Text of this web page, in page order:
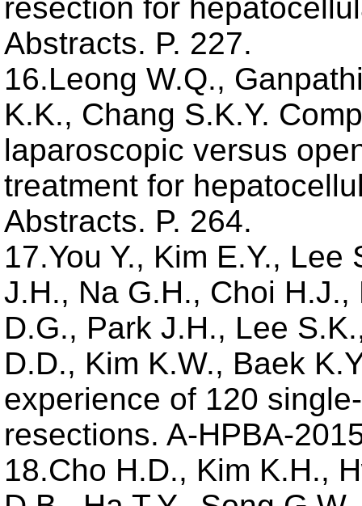
resection for
Abstracts. P. 227.
16.Leong W.Q.,
K.K., Chang S.K.Y.
laparoscopic versus
treatment for
Abstracts. P. 264.
17.You Y., Kim E.Y.,
J.H., Na G.H., Choi H.J.,
D.G., Park J.H., Lee
D.D., Kim K.W., Baek
experience of 120
resections. A-HPBA-
18.Cho H.D., Kim K.H.,